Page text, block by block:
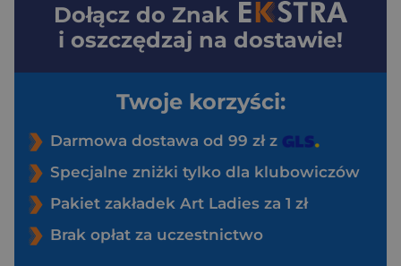
Dołącz do Znak
i oszczędzaj na dostawie!
Twoje korzyści:
Darmowa dostawa od 99 zł z
Specjalne zniżki tylko dla klubowiczów
Pakiet zakładek Art Ladies za 1 zł
Brak opłat za uczestnictwo